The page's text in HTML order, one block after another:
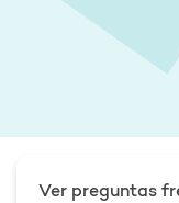
Ver preguntas